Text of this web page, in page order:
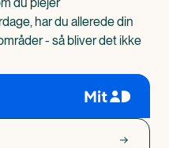
har du allerede din
- så bliver det ikke